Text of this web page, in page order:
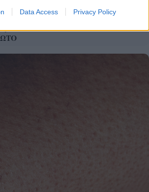
Data Access Privacy Policy
στους Διεθνείς Παιδικούς